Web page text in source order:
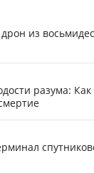
из
разума: